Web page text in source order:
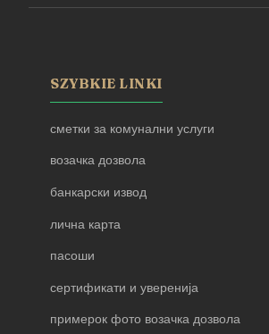
SZYBKIE LINKI
сметки за комунални услуги
возачка дозвола
банкарски извод
лична карта
пасоши
сертификати и уверенија
примерок фото возачка дозвола